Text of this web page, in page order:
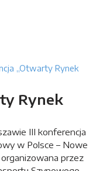
„Otwarty Rynek
Rynek
III konferencja
w Polsce – Nowe
przez